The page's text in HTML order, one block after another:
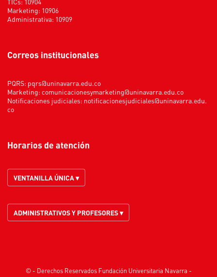
Marketing: 10906
Administrativa: 10909
Correos institucionales
PQRS: pqrs@uninavarra.edu.co
Marketing: comunicacionesymarketing@uninavarra.edu.co
Notificaciones judiciales: notificacionesjudiciales@uninavarra.edu.
co
Horarios de atención
VENTANILLA ÚNICA ▾
ADMINISTRATIVOS Y PROFESORES ▾
© - Derechos Reservados Fundación Universitaria Navarra -